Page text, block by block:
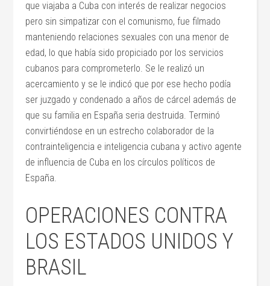
que viajaba a Cuba con interés de realizar negocios
pero sin simpatizar con el comunismo, fue filmado
manteniendo relaciones sexuales con una menor de
edad, lo que había sido propiciado por los servicios
cubanos para comprometerlo. Se le realizó un
acercamiento y se le indicó que por ese hecho podía
ser juzgado y condenado a años de cárcel además de
que su familia en España seria destruida. Terminó
convirtiéndose en un estrecho colaborador de la
contrainteligencia e inteligencia cubana y activo agente
de influencia de Cuba en los círculos políticos de
España.
OPERACIONES CONTRA
LOS ESTADOS UNIDOS Y
BRASIL